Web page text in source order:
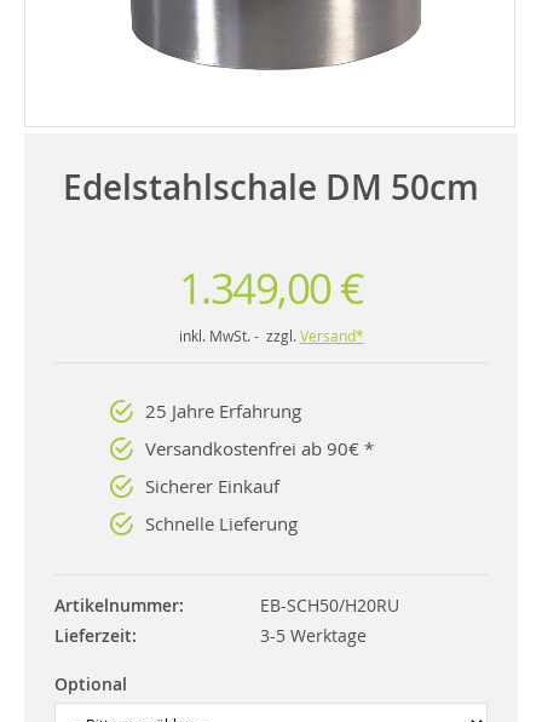
Edelstahlschale DM 50cm
1.349,00 €
inkl. MwSt. - zzgl. Versand*
25 Jahre Erfahrung
Versandkostenfrei ab 90€ *
Sicherer Einkauf
Schnelle Lieferung
Artikelnummer
EB-SCH50/H20RU
Lieferzeit
3-5 Werktage
Optional